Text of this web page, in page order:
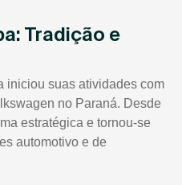
Tradição e
iniciou suas atividades com
no Paraná. Desde
estratégica e tornou-se
automotivo e de